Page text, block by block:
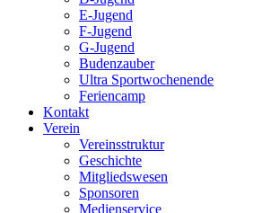
E-Jugend
F-Jugend
G-Jugend
Budenzauber
Ultra Sportwochenende
Feriencamp
Kontakt
Verein
Vereinsstruktur
Geschichte
Mitgliedswesen
Sponsoren
Medienservice